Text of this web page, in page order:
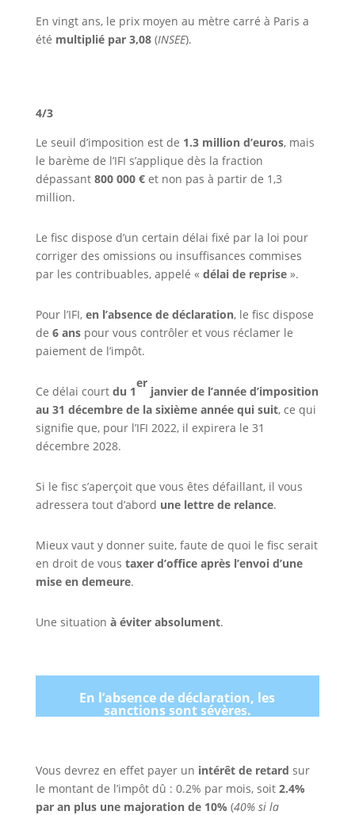
En vingt ans, le prix moyen au mètre carré à Paris a
été multiplié par 3,08(INSEE).
4/3
Le seuil d’imposition est de 1.3 million d’euros, mais
le barème de l’IFI s’applique dès la fraction
dépassant 800 000 €et non pas à partir de 1,3
million.
Le fisc dispose d’un certain délai fixé par la loi pour
corriger des omissions ou insuffisances commises
par les contribuables, appelé « délai de reprise».
Pour l’IFI, en l’absence de déclaration, le fisc dispose
de 6 anspour vous contrôler et vous réclamer le
paiement de l’impôt.
Ce délai court du 1
er
janvier de l’année d’imposition
au 31 décembre de la sixième année qui suit, ce qui
signifie que, pour l’IFI 2022, il expirera le 31
décembre 2028.
Si le fisc s’aperçoit que vous êtes défaillant, il vous
adressera tout d’abord une lettre de relance.
Mieux vaut y donner suite, faute de quoi le fisc serait
en droit de vous taxer d’office après l’envoi d’une
mise en demeure.
Une situation à éviter absolument.
En l’absence de déclaration, les
sanctions sont sévères.
Vous devrez en effet payer un intérêt de retard sur
le montant de l’impôt dû : 0.2% par mois, soit 2.4%
par an plus une majoration de 10% (40% si la